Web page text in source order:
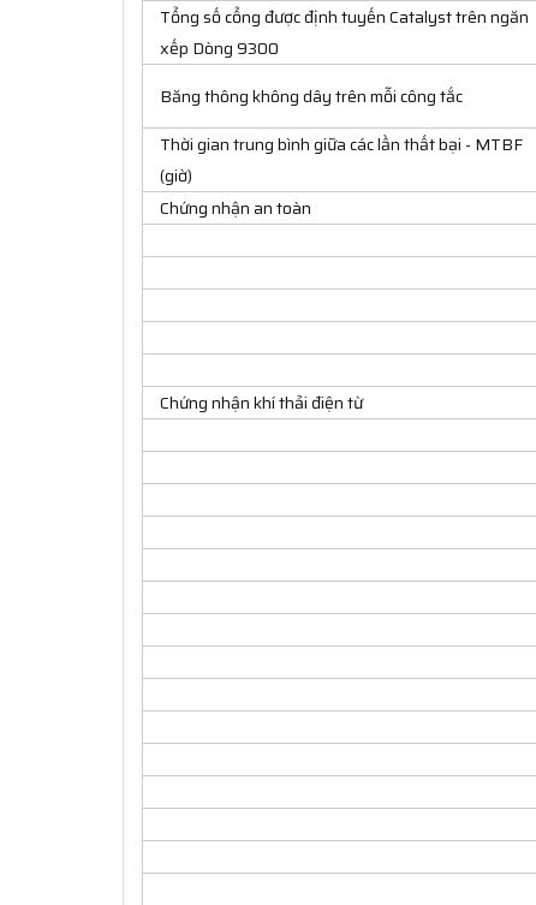
Tổng số cổng được định tuyến Catalyst trên ngăn
xếp Dòng 9300
Băng thông không dây trên mỗi công tắc
Thời gian trung bình giữa các lần thất bại - MTBF
(giờ)
Chứng nhận an toàn
Chứng nhận khí thải điện từ